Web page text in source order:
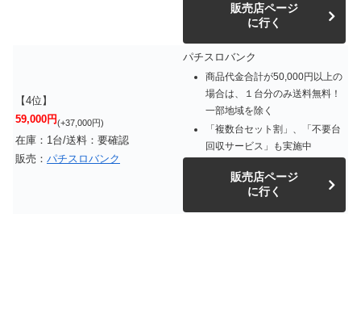
販売店ページ
に行く
【4位】
59,000円(+37,000円)
在庫：1台/送料：要確認
販売： パチスロバンク
パチスロバンク
商品代金合計が50,000円以上の
場合は、１台分のみ送料無料！
一部地域を除く
「複数台セット割」、「不要台
回収サービス」も実施中
販売店ページ
に行く